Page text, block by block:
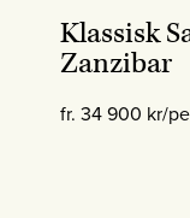
Klassisk
Zanzibar
fr. 34 900 kr/